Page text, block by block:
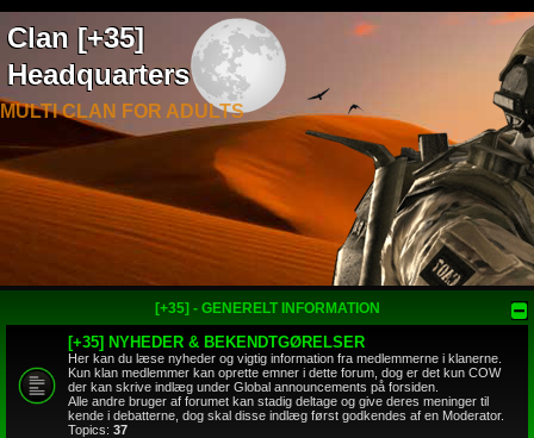
Clan [+35]
Headquarters
MULTI CLAN FOR ADULTS
[+35] - GENERELT INFORMATION
[+35] NYHEDER & BEKENDTGØRELSER
Her kan du læse nyheder og vigtig information fra medlemmerne i klanerne.
Kun klan medlemmer kan oprette emner i dette forum, dog er det kun COW
der kan skrive indlæg under Global announcements på forsiden.
Alle andre bruger af forumet kan stadig deltage og give deres meninger til
kende i debatterne, dog skal disse indlæg først godkendes af en Moderator.
Topics: 37